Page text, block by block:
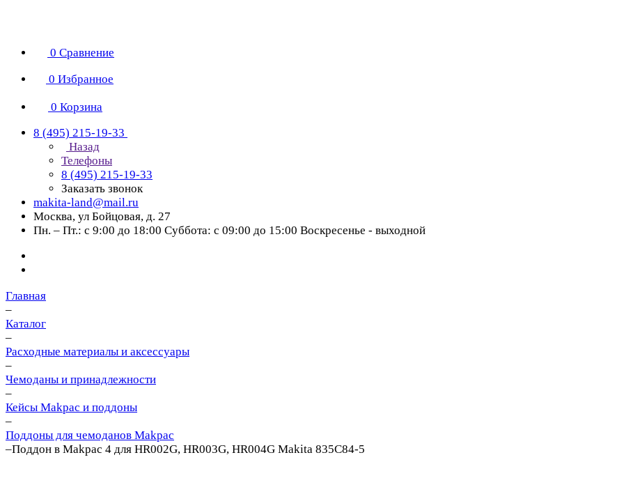
0 Сравнение
0 Избранное
0 Корзина
8 (495) 215-19-33
Назад
Телефоны
8 (495) 215-19-33
Заказать звонок
makita-land@mail.ru
Москва, ул Бойцовая, д. 27
Пн. – Пт.: с 9:00 до 18:00 Суббота: с 09:00 до 15:00 Воскресенье - выходной
Главная
–
Каталог
–
Расходные материалы и аксессуары
–
Чемоданы и принадлежности
–
Кейсы Makpac и поддоны
–
Поддоны для чемоданов Makpac
–Поддон в Makpac 4 для HR002G, HR003G, HR004G Makita 835C84-5